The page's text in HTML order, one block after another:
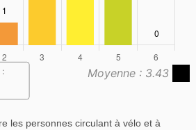
Moyenne : 3.43
les personnes circulant à vélo et à